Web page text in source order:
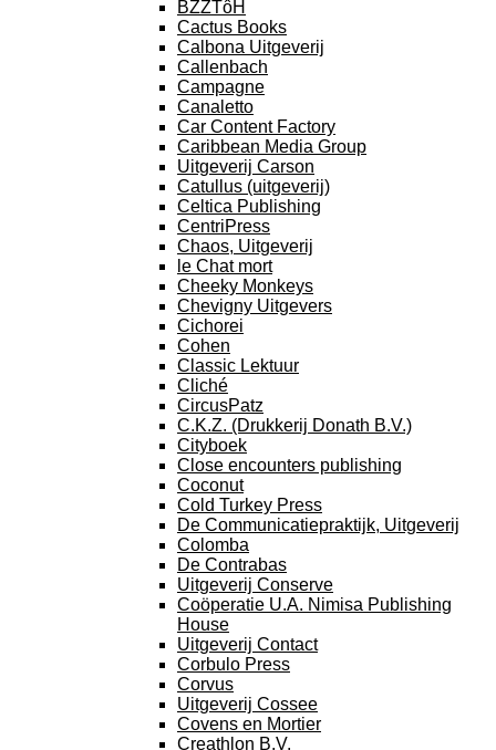
BZZTôH
Cactus Books
Calbona Uitgeverij
Callenbach
Campagne
Canaletto
Car Content Factory
Caribbean Media Group
Uitgeverij Carson
Catullus (uitgeverij)
Celtica Publishing
CentriPress
Chaos, Uitgeverij
le Chat mort
Cheeky Monkeys
Chevigny Uitgevers
Cichorei
Cohen
Classic Lektuur
Cliché
CircusPatz
C.K.Z. (Drukkerij Donath B.V.)
Cityboek
Close encounters publishing
Coconut
Cold Turkey Press
De Communicatiepraktijk, Uitgeverij
Colomba
De Contrabas
Uitgeverij Conserve
Coöperatie U.A. Nimisa Publishing
House
Uitgeverij Contact
Corbulo Press
Corvus
Uitgeverij Cossee
Covens en Mortier
Creathlon B.V.